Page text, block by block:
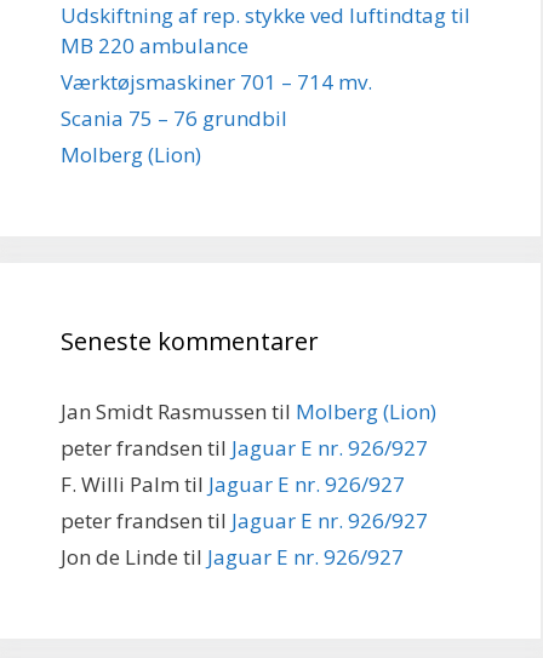
Udskiftning af rep. stykke ved luftindtag til
MB 220 ambulance
Værktøjsmaskiner 701 – 714 mv.
Scania 75 – 76 grundbil
Molberg (Lion)
Seneste kommentarer
Jan Smidt Rasmussen til Molberg (Lion)
peter frandsen til Jaguar E nr. 926/927
F. Willi Palm til Jaguar E nr. 926/927
peter frandsen til Jaguar E nr. 926/927
Jon de Linde til Jaguar E nr. 926/927